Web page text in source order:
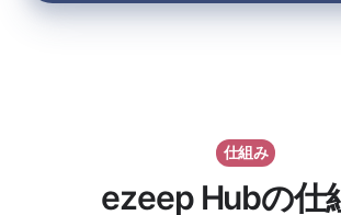
仕組み
ezeep Hubの仕